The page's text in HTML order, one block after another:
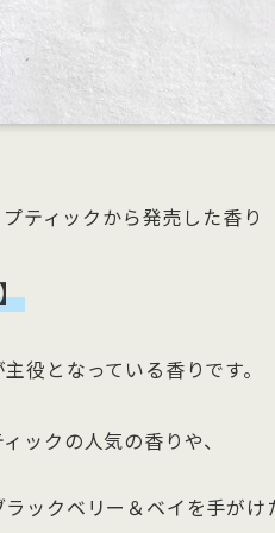
ティックから発売した香り
役となっている香りです。
ックの人気の香りや、
ックベリー＆ベイを手がけ